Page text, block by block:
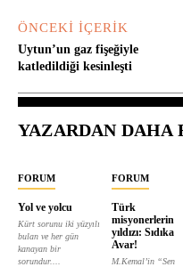
ÖNCEKI İÇERIK
Uytun’un gaz fişeğiyle
katledildiği kesinleşti
YAZARDAN DAHA
FORUM
Yol ve yolcu
Kürt sorunu iki yüzyılı
bulan ve her gün
kanayan bir
sorundur....
FORUM
Türk
misyonerlerin
yıldızı: Sıdıka
Avar!
M.Kemal’in “Sen